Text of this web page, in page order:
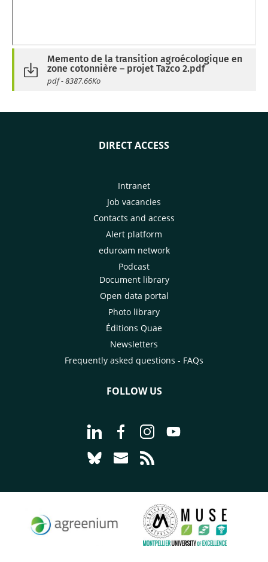
Memento de la transition agroécologique en
zone cotonnière – projet Tazco 2.pdf
pdf - 8387.66Ko
DIRECT ACCESS
Intranet
Job vacancies
Contacts and access
Alert platform
eduroam network
Podcast
Document library
Open data portal
Photo library
Éditions Quae
Newsletters
Frequently asked questions - FAQs
FOLLOW US
Go to page Follow us on LinkedIn -
Go to page Follow us on
Go to page Follow us on
Go to page Follow
Go to page Follow us on Bluesky -
Go to page Contact us - CIRAD